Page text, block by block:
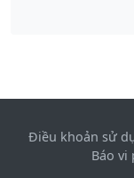
Điều khoản sử
Báo vi